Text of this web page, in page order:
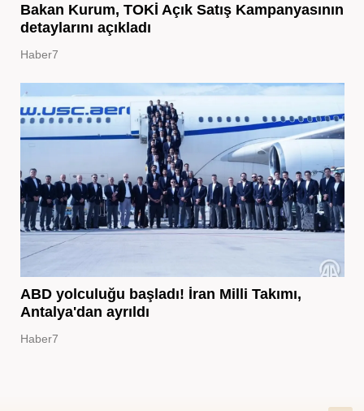
Bakan Kurum, TOKİ Açık Satış Kampanyasının
detaylarını açıkladı
Haber7
ABD yolculuğu başladı! İran Milli Takımı,
Antalya'dan ayrıldı
Haber7